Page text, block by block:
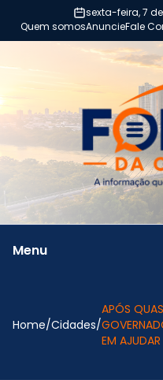
Pular para o conteúdo
sexta-feira, 7
Quem somosAnuncieFale
Menu
Home/Cidades/
APÓS
EM